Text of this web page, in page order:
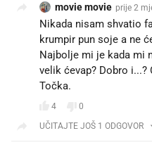
movie movie prije 2
Nikada nisam shvatio
krumpir pun soje a ne
Najbolje mi je kada mi
velik ćevap? Dobro
Točka.
4
0
UČITAJTE JOŠ 1 ODGOVOR